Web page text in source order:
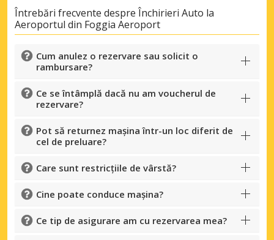
Întrebări frecvente despre Închirieri Auto la
Aeroportul din Foggia Aeroport
Cum anulez o rezervare sau solicit o
rambursare?
Ce se întâmplă dacă nu am voucherul de
rezervare?
Pot să returnez mașina într-un loc diferit de
cel de preluare?
Care sunt restricțiile de vârstă?
Cine poate conduce mașina?
Ce tip de asigurare am cu rezervarea mea?